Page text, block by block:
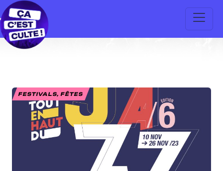
FESTIVALS, FÊTES